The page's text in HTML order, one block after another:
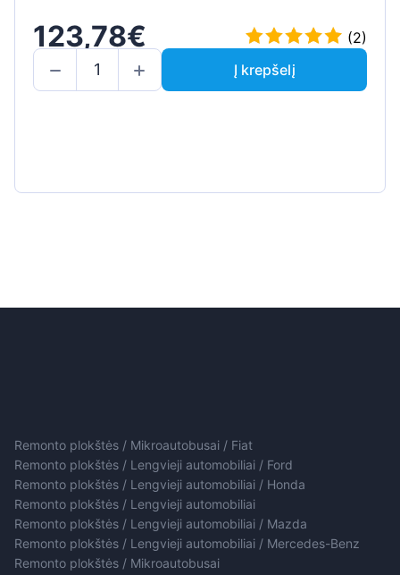
123,78€
(2)
Į krepšelį
Remonto plokštės / Mikroautobusai / Fiat
Remonto plokštės / Lengvieji automobiliai / Ford
Remonto plokštės / Lengvieji automobiliai / Honda
Remonto plokštės / Lengvieji automobiliai
Remonto plokštės / Lengvieji automobiliai / Mazda
Remonto plokštės / Lengvieji automobiliai / Mercedes-Benz
Remonto plokštės / Mikroautobusai